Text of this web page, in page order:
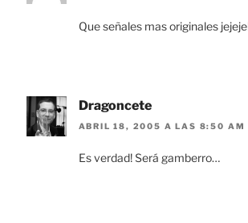
Que señales mas originales
Dragoncete
ABRIL 18, 2005 A LAS 8:50 AM
Es verdad! Será gamberro…